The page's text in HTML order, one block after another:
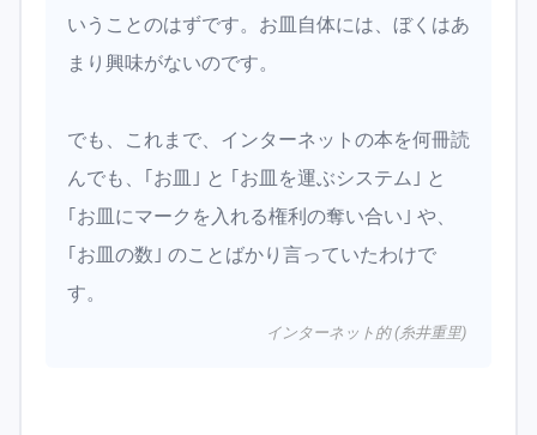
いうことのはずです。お皿自体には、ぼくはあ
まり興味がないのです。
でも、これまで、インターネットの本を何冊読
んでも、｢お皿｣ と ｢お皿を運ぶシステム｣ と
｢お皿にマークを入れる権利の奪い合い｣ や、
｢お皿の数｣ のことばかり言っていたわけで
す。
インターネット的 (糸井重里)